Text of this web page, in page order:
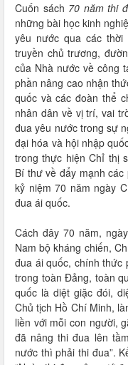
Cuốn sách 70 năm thi
những bài học kinh
yêu nước qua các
truyền chủ trương,
của Nhà nước về công
phần nâng cao nhận
quốc và các đoàn thể
nhân dân về vị trí, vai
đua yêu nước trong sự
đại hóa và hội nhập
trong thực hiện Chỉ thị
Bí thư về đẩy mạnh
kỷ niệm 70 năm ngày
đua ái quốc.
Cách đây 70 năm,
Nam bộ kháng chiến,
đua ái quốc, chính thức
trong toàn Đảng, toàn
quốc là diệt giặc đói,
Chủ tịch Hồ Chí Minh,
liền với mỗi con người,
đã nâng thi đua lên
nước thì phải thi đua”.